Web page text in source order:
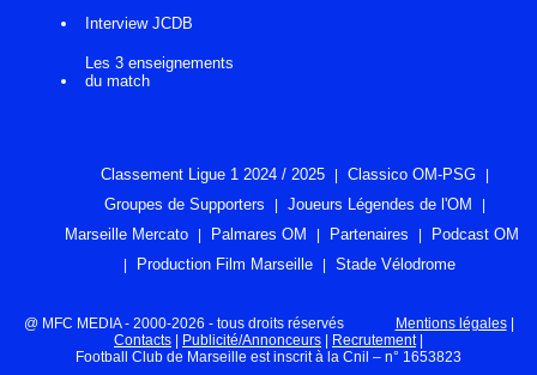
Interview JCDB
Les 3 enseignements
du match
Classement Ligue 1 2024 / 2025
Classico OM-PSG
Groupes de Supporters
Joueurs Légendes de l'OM
Marseille Mercato
Palmares OM Partenaires
Podcast OM
Production Film Marseille
Stade Vélodrome
@ MFC MEDIA - 2000-2026 - tous droits réservés Mentions légales|
Contacts
Publicité/Annonceurs Recrutement|
Football Club de Marseille est inscrit à la Cnil – n° 1653823